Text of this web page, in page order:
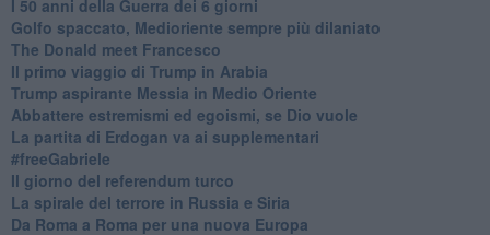
I 50 anni della Guerra dei 6 giorni
Golfo spaccato, Medioriente sempre più dilaniato
The Donald meet Francesco
Il primo viaggio di Trump in Arabia
Trump aspirante Messia in Medio Oriente
Abbattere estremismi ed egoismi, se Dio vuole
La partita di Erdogan va ai supplementari
#freeGabriele
Il giorno del referendum turco
La spirale del terrore in Russia e Siria
Da Roma a Roma per una nuova Europa